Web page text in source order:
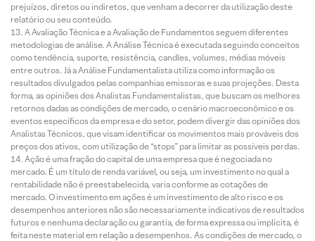
prejuízos, diretos ou indiretos, que venham a decorrer da utilização deste
relatório ou seu conteúdo.
A Avaliação Técnica e a Avaliação de Fundamentos seguem diferentes
metodologias de análise. A Análise Técnica é executada seguindo conceitos
como tendência, suporte, resistência, candles, volumes, médias móveis
entre outros. Já a Análise Fundamentalista utiliza como informação os
resultados divulgados pelas companhias emissoras e suas projeções. Desta
forma, as opiniões dos Analistas Fundamentalistas, que buscam os melhores
retornos dadas as condições de mercado, o cenário macroeconômico e os
eventos específicos da empresa e do setor, podem divergir das opiniões dos
Analistas Técnicos, que visam identificar os movimentos mais prováveis dos
preços dos ativos, com utilização de “stops” para limitar as possíveis perdas.
Ação é uma fração do capital de uma empresa que é negociada no
mercado. É um título de renda variável, ou seja, um investimento no qual a
rentabilidade não é preestabelecida, varia conforme as cotações de
mercado. O investimento em ações é um investimento de alto risco e os
desempenhos anteriores não são necessariamente indicativos de resultados
futuros e nenhuma declaração ou garantia, de forma expressa ou implícita, é
feita neste material em relação a desempenhos. As condições de mercado, o